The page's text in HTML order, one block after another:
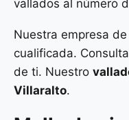
vallados al número
Nuestra empresa
cualificada.
de ti. Nuestro
Villaralto.